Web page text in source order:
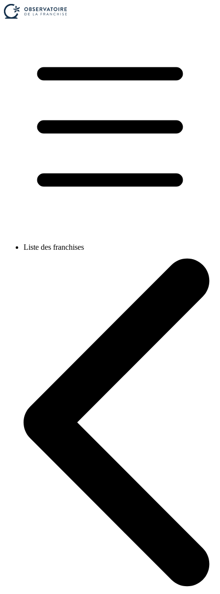
Liste des franchises